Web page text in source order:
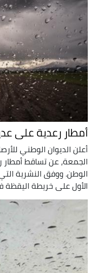
أمطار رعدية على
أعلن الديوان الوطني
الجمعة، عن تساقط أمطار
الوطن. ووفق النشرية
الأول على خريطة اليقظة